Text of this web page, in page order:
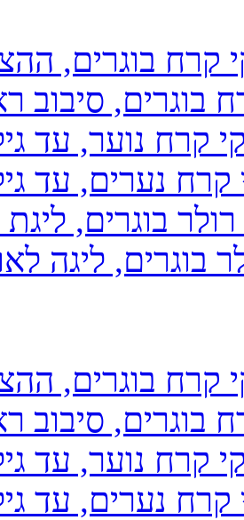
קרח בוגרים,
בוגרים, סיבוב
קרח נוער, עד גיל
קרח נערים, עד גיל
רולר בוגרים,
בוגרים, ליגה
קרח בוגרים,
בוגרים, סיבוב
קרח נוער, עד גיל
קרח נערים, עד גיל